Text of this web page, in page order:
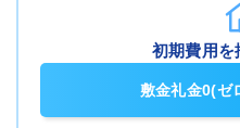
初期費用を
敷金礼金0(ゼ